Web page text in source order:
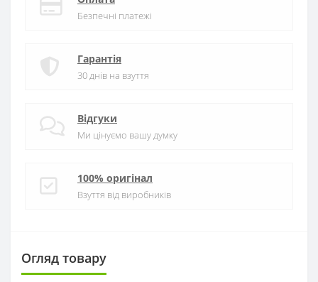
Безпечні платежі
Гарантія
30 днів на взуття
Відгуки
Ми цінуємо вашу думку
100% оригінал
Взуття від виробників
Огляд товару